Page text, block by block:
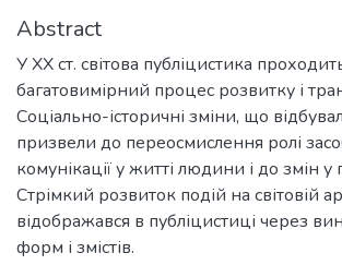
Abstract
У ХХ ст. світова публіцистика
багатовимірний процес розвитку і
Соціально-історичні зміни, що
призвели до переосмислення ролі
комунікації у житті людини і до змін у
Стрімкий розвиток подій на світовій
відображався в публіцистиці через
форм і змістів.